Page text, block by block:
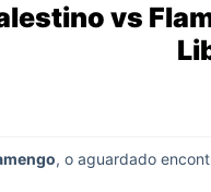
vs
, o aguardado